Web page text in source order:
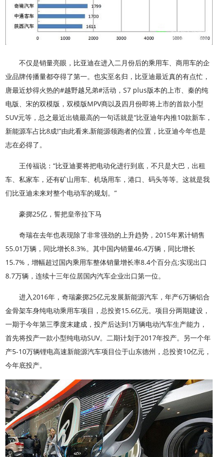
不仅是销量亮眼，比亚迪在进入二月份后的乘用车、商用车的企
业品牌传播量都夺得了第一。也实至名归，比亚迪最近真的有点忙，
唐最近炒得火热的#越野越兄弟#活动，S7 plus版本的上市、秦的纯
电版、宋的双模版，双模版MPV商以及四月份即将上市的首款小型
SUV元等，总之最近出镜最高的一句话就是“比亚迪年内推10款新车，
新能源车占比8成!”由此看来,新能源领跑者的位置，比亚迪今年也是
志在必得了。
王传福说：“比亚迪要将把电动化进行到底，不只是大巴，出租
车、私家车，还有矿山用车、机场用车，港口、码头等等。这就是我
们比亚迪未来对整个电动车的规划。”
豪掷25亿，誓把皇帝拉下马
奇瑞在去年也表现除了非常强劲的上升趋势，2015年累计销售
55.01万辆，同比增长8.3%。其中国内销量46.4万辆，同比增长
15.7%，增幅超过国内乘用车整体销量增长率8.4个百分点;实现出口
8.7万辆，连续十三年位居国内汽车企业出口第一位。
进入2016年，奇瑞豪掷25亿元发展新能源汽车，年产6万辆铝合
金骨架车身纯电动乘用车项目，总投资15.6亿元。项目分两期建设，
一期于今年第三季度末建成，投产后达到1万辆电动汽车生产能力，
首先将投产一款小型纯电动SUV。二期计划于2017年投产。另一个年
产5-10万辆锂电高速新能源汽车项目位于山东德州，总投资10亿元，
今年底投产。